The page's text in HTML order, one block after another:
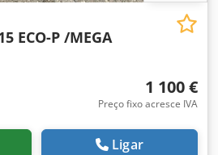
ECO-P /MEGA
1 100 €
Preço fixo acresce IVA
Ligar